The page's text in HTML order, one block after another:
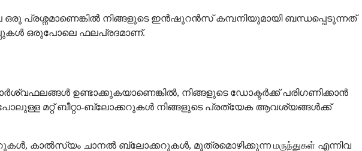
പ്രശ്നമാണെങ്കിൽ നിങ്ങളുടെ ഇൻഷുറൻസ് കമ്പനിയുമായി ബന്ധപ്പെടുന്നത്
ഒരുപോലെ ഫലപ്രദമാണ്.
ഉണ്ടാക്കുകയാണെങ്കിൽ, നിങ്ങളുടെ ഡോക്ടർക്ക് പരിഗണിക്കാൻ
മറ്റ് ബീറ്റാ-ബ്ലോക്കറുകൾ നിങ്ങളുടെ പ്രത്യേക ആവശ്യങ്ങൾക്ക്
കാൽസ്യം ചാനൽ ബ്ലോക്കറുകൾ, മൂത്രമൊഴിക്കുന്ന மருந்துகள் എന്നിവ